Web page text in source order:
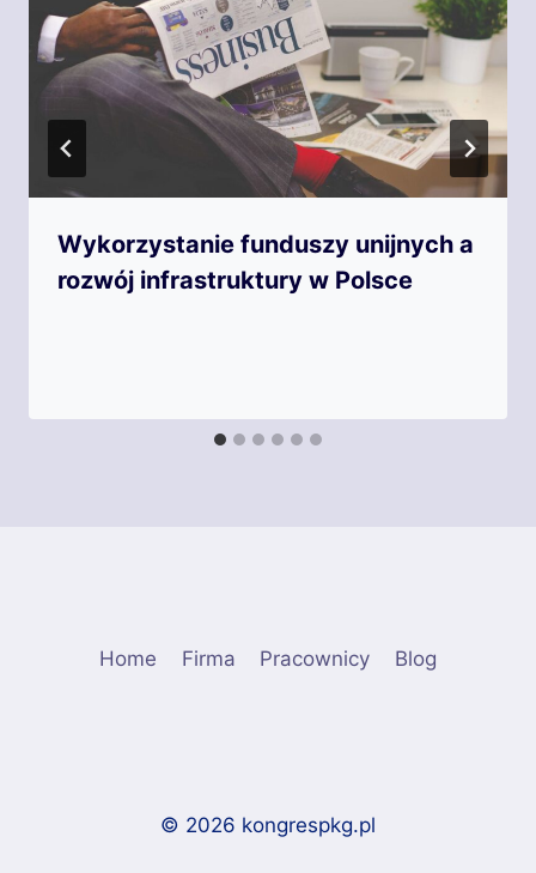
Wykorzystanie funduszy unijnych a
rozwój infrastruktury w Polsce
Home Firma Pracownicy Blog
© 2026 kongrespkg.pl